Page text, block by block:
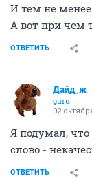
И тем не
А вот при чем
ОТВЕТИТЬ
Дайд_ж
guru
02
Я подумал,
слово -
ОТВЕТИТЬ